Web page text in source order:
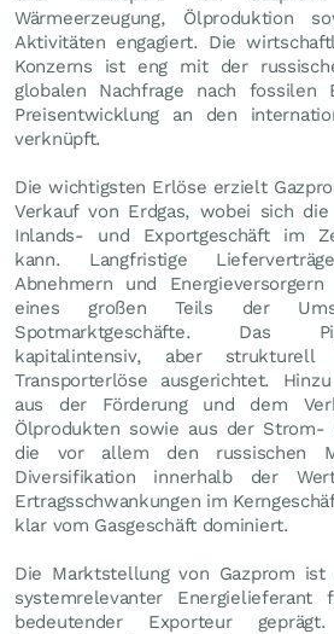
Wärmeerzeugung, Ölproduktion
Aktivitäten engagiert. Die
Konzerns ist eng mit der
globalen Nachfrage nach fossilen
Preisentwicklung an den
verknüpft.
Die wichtigsten Erlöse erzielt
Verkauf von Erdgas, wobei sich
Inlands- und Exportgeschäft im
kann. Langfristige
Abnehmern und
eines großen Teils der
Spotmarktgeschäfte. Das
kapitalintensiv, aber strukturell
Transporterlöse ausgerichtet.
aus der Förderung und dem
Ölprodukten sowie aus der Strom-
die vor allem den russischen
Diversifikation innerhalb der
Ertragsschwankungen im
klar vom Gasgeschäft dominiert.
Die Marktstellung von Gazprom
systemrelevanter
bedeutender Exporteur